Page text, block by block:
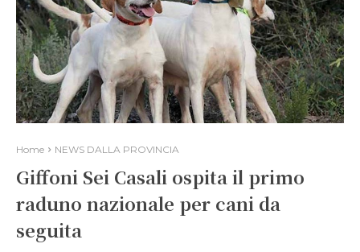
Home NEWS DALLA PROVINCIA
Giffoni Sei Casali ospita il primo
raduno nazionale per cani da
seguita